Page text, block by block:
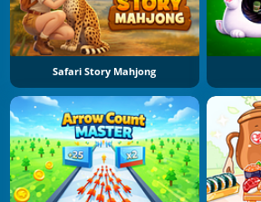
Safari Story Mahjong